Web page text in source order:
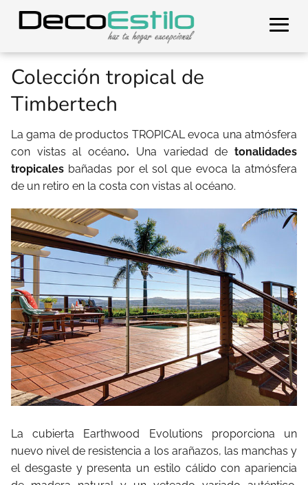
Colección tropical de
Timbertech
La gama de productos TROPICAL evoca una atmósfera
con vistas al océano. Una variedad detonalidades
tropicales bañadas por el sol que evoca la atmósfera
de un retiro en la costa con vistas al océano.
La cubierta Earthwood Evolutions proporciona un
nuevo nivel de resistencia a los arañazos, las manchas y
el desgaste y presenta un estilo cálido con apariencia